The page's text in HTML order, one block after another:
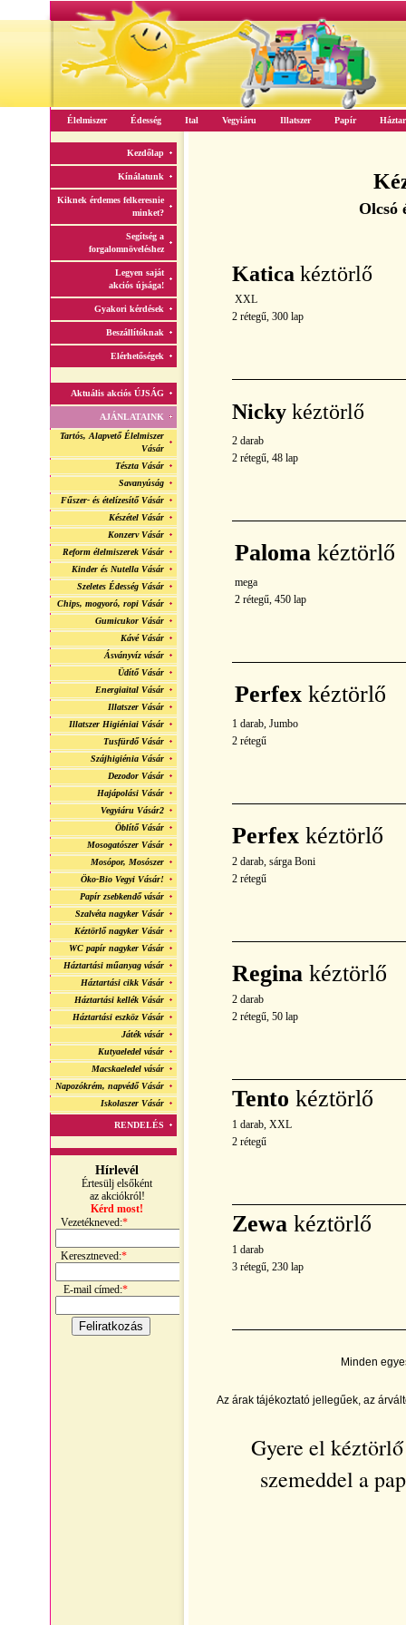
Élelmiszer Édesség Ital Vegyiáru Illatszer Papír
Kezdőlap
Kínálatunk
Kiknek érdemes felkeresnie
minket?
Segítség a
forgalomnöveléshez
Legyen saját
akciós újsága!
Gyakori kérdések
Beszállítóknak
Elérhetőségek
Aktuális akciós ÚJSÁG
AJÁNLATAINK
Tartós, Alapvető Élelmiszer
Vásár
Tészta Vásár
Savanyúság
Fűszer- és ételízesítő Vásár
Készétel Vásár
Konzerv Vásár
Reform élelmiszerek Vásár
Kinder és Nutella Vásár
Szeletes Édesség Vásár
Chips, mogyoró, ropi Vásár
Gumicukor Vásár
Kávé Vásár
Ásványvíz vásár
Üdítő Vásár
Energiaital Vásár
Illatszer Vásár
Illatszer Higiéniai Vásár
Tusfürdő Vásár
Szájhigiénia Vásár
Dezodor Vásár
Hajápolási Vásár
Vegyiáru Vásár2
Öblítő Vásár
Mosogatószer Vásár
Mosópor, Mosószer
Öko-Bio Vegyi Vásár!
Papír zsebkendő vásár
Szalvéta nagyker Vásár
Kéztörlő nagyker Vásár
WC papír nagyker Vásár
Háztartási műanyag vásár
Háztartási cikk Vásár
Háztartási kellék Vásár
Háztartási eszköz Vásár
Játék vásár
Kutyaeledel vásár
Macskaeledel vásár
Napozókrém, napvédő Vásár
Iskolaszer Vásár
RENDELÉS
Hírlevél
Értesülj elsőként
az akciókról!
Kérd most!
Vezetékneved:*
Keresztneved:*
E-mail címed:*
Olcsó
Katica kéztörlő
XXL
2 rétegű, 300 lap
Nicky kéztörlő
2 darab
2 rétegű, 48 lap
Paloma kéztörlő
mega
2 rétegű, 450 lap
Perfex kéztörlő
1 darab, Jumbo
2 rétegű
Perfex kéztörlő
2 darab, sárga Boni
2 rétegű
Regina kéztörlő
2 darab
2 rétegű, 50 lap
Tento kéztörlő
1 darab, XXL
2 rétegű
Zewa kéztörlő
1 darab
3 rétegű, 230 lap
Minden
Az árak tájékoztató jellegűek, az
Gyere el
szemeddel a